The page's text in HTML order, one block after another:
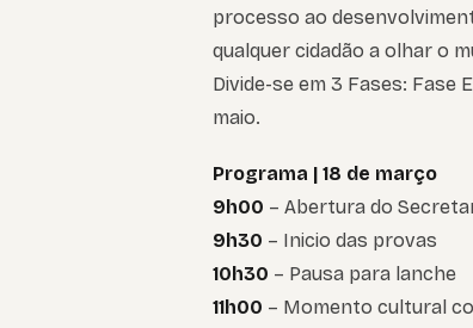
processo ao
qualquer cidadão a olhar o
Divide-se em 3 Fases: Fase
maio.
Programa | 18 de março
9h00 – Abertura do
9h30 – Inicio das provas
10h30 – Pausa para lanche
11h00 – Momento cultural